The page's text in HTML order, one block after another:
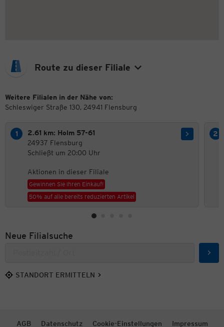
Route zu dieser Filiale
Weitere Filialen in der Nähe von:
Schleswiger Straße 130, 24941 Flensburg
2.61 km: Holm 57-61
24937 Flensburg
Schließt um 20:00 Uhr
Aktionen in dieser Filiale
Gewinnen Sie Ihren Einkauf!
50% auf alle bereits reduzierten Artikel
Neue Filialsuche
STANDORT ERMITTELN
AGB Datenschutz Cookie-Einstellungen Impressum